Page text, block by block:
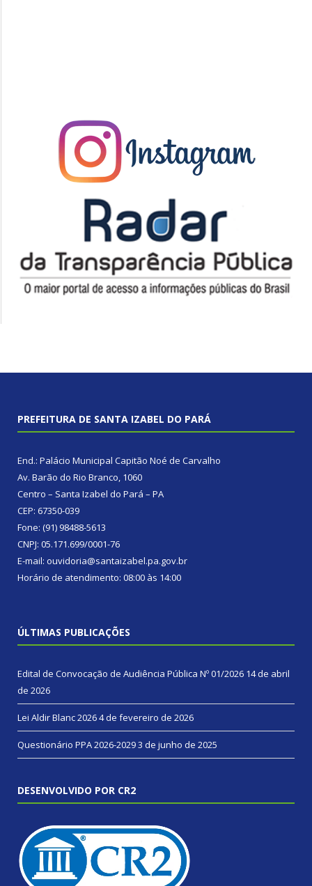
PREFEITURA DE SANTA IZABEL DO PARÁ
End.: Palácio Municipal Capitão Noé de Carvalho
Av. Barão do Rio Branco, 1060
Centro – Santa Izabel do Pará – PA
CEP: 67350-039
Fone: (91) 98488-5613
CNPJ: 05.171.699/0001-76
E-mail: ouvidoria@santaizabel.pa.gov.br
Horário de atendimento: 08:00 às 14:00
ÚLTIMAS PUBLICAÇÕES
Edital de Convocação de Audiência Pública Nº 01/2026 14 de abril
de 2026
Lei Aldir Blanc 20264 de fevereiro de 2026
Questionário PPA 2026-20293 de junho de 2025
DESENVOLVIDO POR CR2